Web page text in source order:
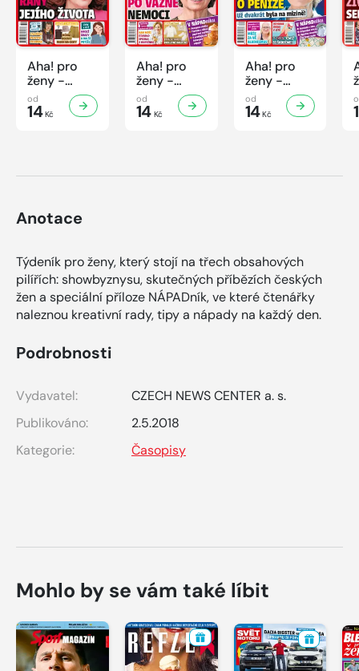
Aha! pro
ženy -
32/2026
od
14Kč
Aha! pro
ženy -
31/2026
od
14Kč
Aha! pro
ženy -
30/2026
od
14Kč
Anotace
Týdeník pro ženy, který stojí na třech obsahových
pilířích: showbyznysu, skutečných příbězích českých
žen a speciální příloze NÁPADník, ve které čtenářky
naleznou kreativní rady, tipy a nápady na každý den.
Podrobnosti
Vydavatel:
CZECH NEWS CENTER a. s.
Publikováno:
2.5.2018
Kategorie:
Časopisy
Mohlo by se vám také líbit